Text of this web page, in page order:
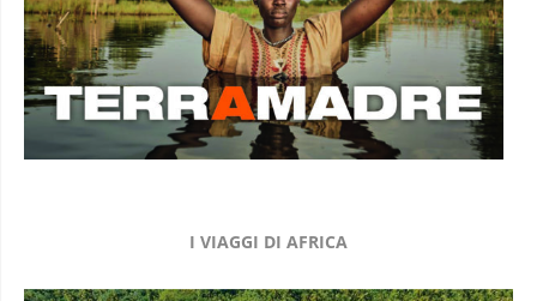
I VIAGGI DI AFRICA